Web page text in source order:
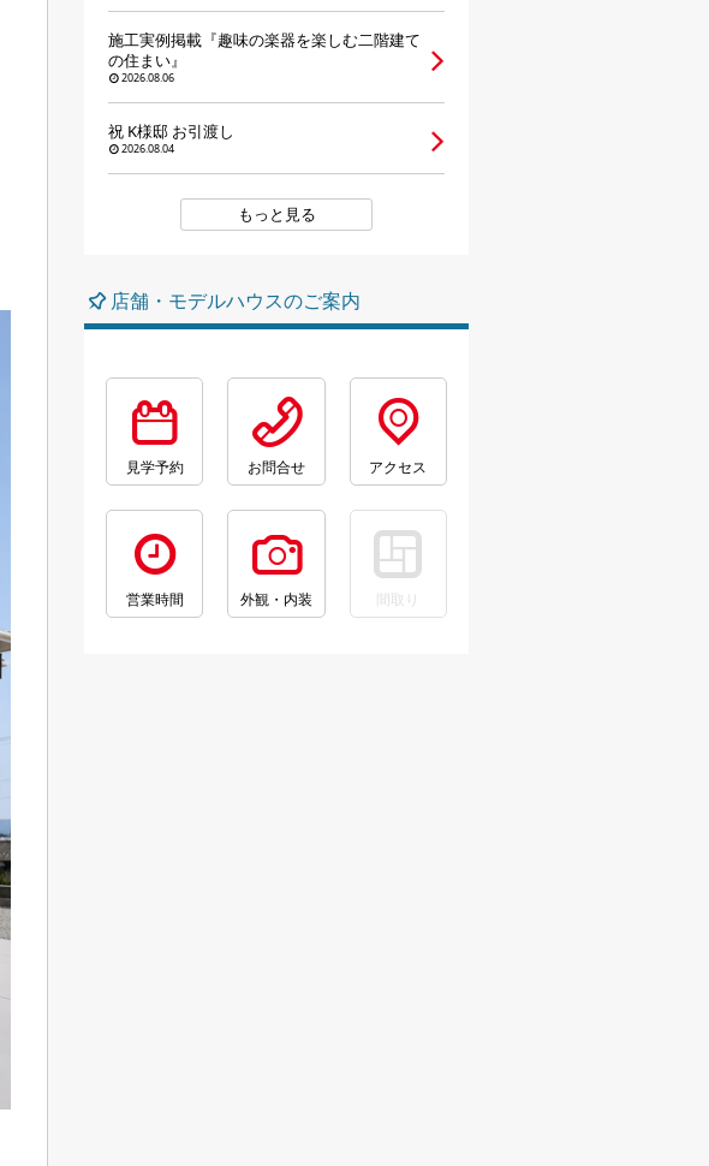
施工実例掲載『趣味の楽器を楽しむ二階建て
の住まい』
2026.08.06
祝 K様邸 お引渡し
2026.08.04
もっと見る
店舗・モデルハウスのご案内
見学予約 お問合せ アクセス
営業時間 外観・内装 間取り